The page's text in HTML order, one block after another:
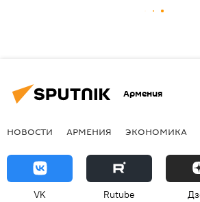
Армения
НОВОСТИ АРМЕНИЯ ЭКОНОМИКА
VK Rutube